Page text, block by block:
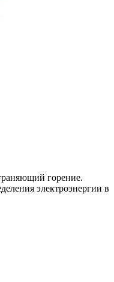
горение.
электроэнергии в